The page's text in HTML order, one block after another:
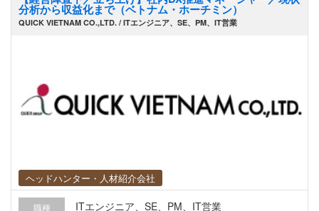
が可能な環境です。 ■日本人代表のもとで日本人3
ル・大規模商業施設等の設計）を展開していま
び日系工場設計案件の強化に伴う募集です。 本ポ
ジションでは、意匠設計の即戦力として案件の推
分析から収益化まで（ベトナム・ホーチミン）
QUICK VIETNAM CO.,LTD. / ITエンジニア、SE、PM、IT営業
ヘッドハンター・人材紹介会社
職種 ITエンジニア、SE、PM、IT営業